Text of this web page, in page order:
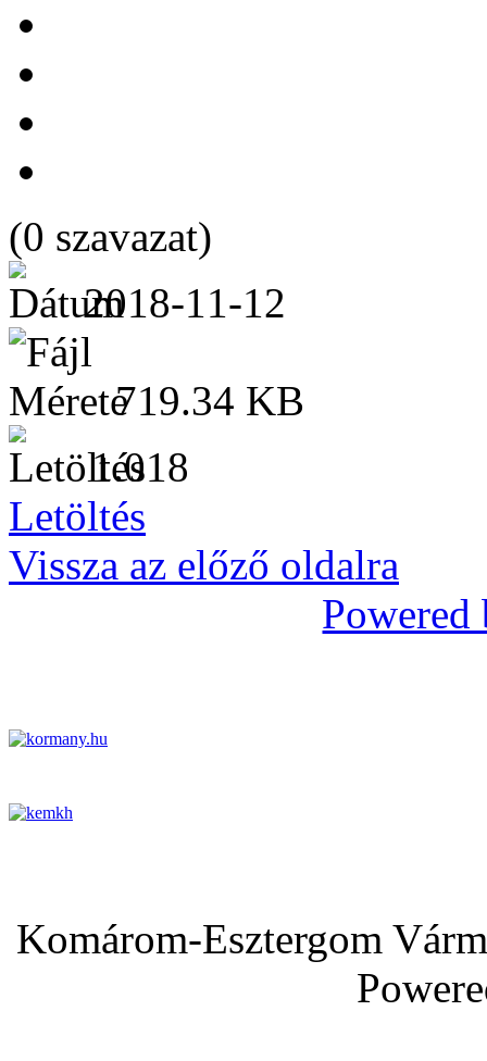
(0 szavazat)
2018-11-12
719.34 KB
1.018
Letöltés
Vissza az előző oldalra
Komárom-Esztergom